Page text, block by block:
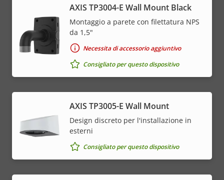
AXIS TP3004-E Wall Mount Black
Montaggio a parete con filettatura NPS
da 1,5"
Necessita di accessorio aggiuntivo
Consigliato per questo dispositivo
AXIS TP3005-E Wall Mount
Design discreto per l'installazione in
esterni
Consigliato per questo dispositivo